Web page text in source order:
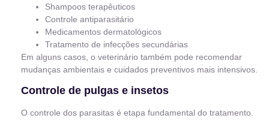
Shampoos terapêuticos
Controle antiparasitário
Medicamentos dermatológicos
Tratamento de infecções secundárias
Em alguns casos, o veterinário também pode recomendar
mudanças ambientais e cuidados preventivos mais intensivos.
Controle de pulgas e insetos
O controle dos parasitas é etapa fundamental do tratamento.